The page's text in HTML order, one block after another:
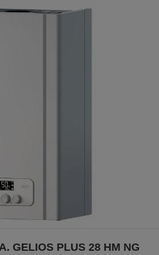
GELIOS PLUS 28 HM NG